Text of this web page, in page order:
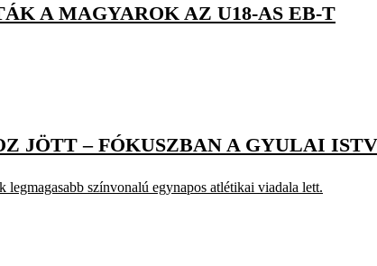
A MAGYAROK AZ U18-AS EB-T
JÖTT – FÓKUSZBAN A GYULAI
színvonalú egynapos atlétikai viadala lett.